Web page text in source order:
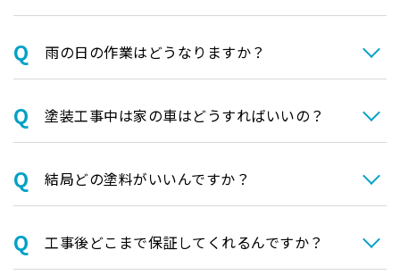
⾬の日の作業はどうなりますか？
塗装⼯事中は家の⾞はどうすればいいの？
結局どの塗料がいいんですか？
⼯事後どこまで保証してくれるんですか？